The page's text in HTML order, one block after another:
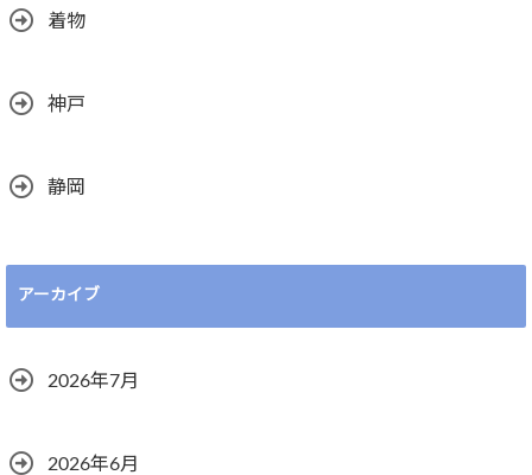
着物
神戸
静岡
アーカイブ
2026年7月
2026年6月